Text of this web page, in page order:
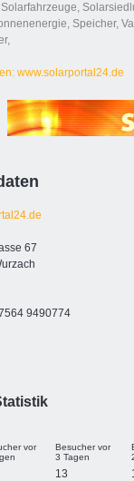
Solarfahrzeuge,
, Speicher,
,
www.solarportal24.de
67
9490774
vor
Besucher vor
3 Tagen
13